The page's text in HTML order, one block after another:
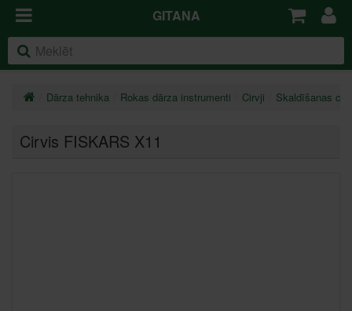
GITANA
Dārza tehnika Rokas dārza instrumenti Cirvji Skaldīšanas
Cirvis FISKARS X11